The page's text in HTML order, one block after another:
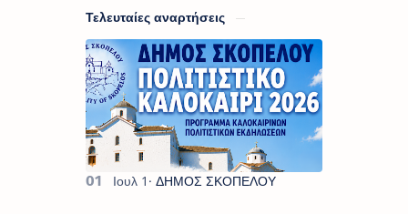
Τελευταίες αναρτήσεις